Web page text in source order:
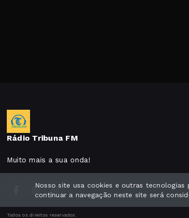
Rádio Tribuna FM
Muito mais a sua onda!
Todos os direitos reservados.
Nosso site usa cookies e outras
continuar a navegação neste site será